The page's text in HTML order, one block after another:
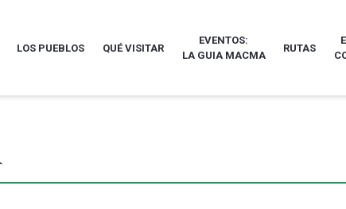
LOS PUEBLOS QUÉ VISITAR
EVENTOS:
LA GUIA MACMA
RUTAS